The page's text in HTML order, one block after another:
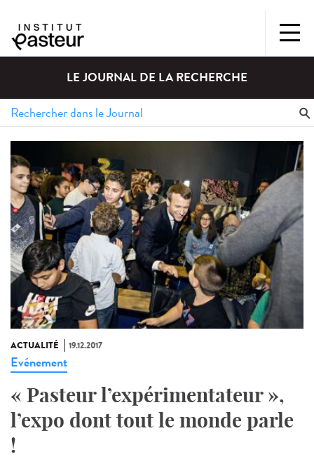
LE JOURNAL DE LA RECHERCHE
ACTUALITÉ 19.12.2017
Evénement
« Pasteur l’expérimentateur »,
l’expo dont tout le monde parle
!